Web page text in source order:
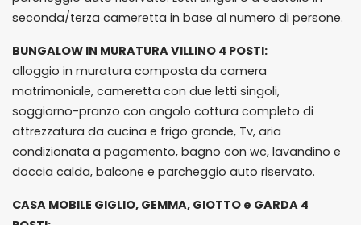
seconda/terza cameretta in base al numero di persone.
BUNGALOW IN MURATURA VILLINO 4 POSTI:
alloggio in muratura composta da camera
matrimoniale, cameretta con due letti singoli,
soggiorno-pranzo con angolo cottura completo di
attrezzatura da cucina e frigo grande, Tv, aria
condizionata a pagamento, bagno con wc, lavandino e
doccia calda, balcone e parcheggio auto riservato.
CASA MOBILE GIGLIO, GEMMA, GIOTTO e GARDA 4